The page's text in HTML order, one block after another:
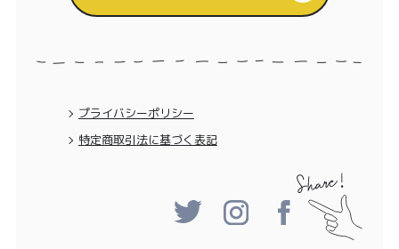
プライバシーポリシー
特定商取引法に基づく表記